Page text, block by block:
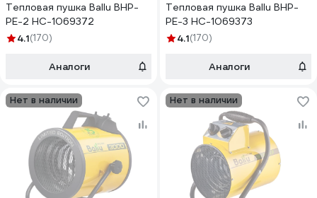
Тепловая пушка Ballu BHP-
PE-2 НС-1069372
4.1(170)
Аналоги
Тепловая пушка Ballu BHP-
PE-3 НС-1069373
4.1(170)
Аналоги
Нет в наличии Нет в наличии